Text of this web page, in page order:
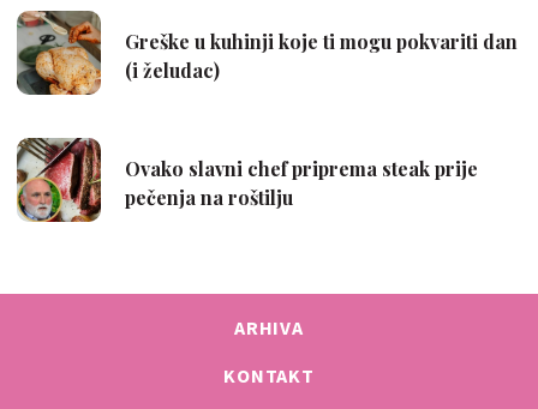
ARHIVA
KONTAKT